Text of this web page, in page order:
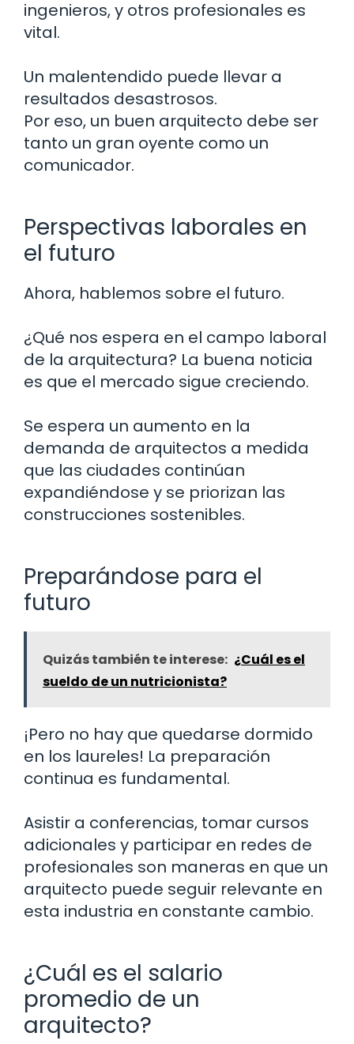
ingenieros, y otros profesionales es
vital.
Un malentendido puede llevar a
resultados desastrosos.
Por eso, un buen arquitecto debe ser
tanto un gran oyente como un
comunicador.
Perspectivas laborales en
el futuro
Ahora, hablemos sobre el futuro.
¿Qué nos espera en el campo laboral
de la arquitectura? La buena noticia
es que el mercado sigue creciendo.
Se espera un aumento en la
demanda de arquitectos a medida
que las ciudades continúan
expandiéndose y se priorizan las
construcciones sostenibles.
Preparándose para el
futuro
Quizás también te interese: ¿Cuál es el
sueldo de un nutricionista?
¡Pero no hay que quedarse dormido
en los laureles! La preparación
continua es fundamental.
Asistir a conferencias, tomar cursos
adicionales y participar en redes de
profesionales son maneras en que un
arquitecto puede seguir relevante en
esta industria en constante cambio.
¿Cuál es el salario
promedio de un
arquitecto?